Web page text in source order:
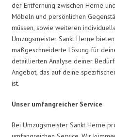
der Entfernung zwischen Herne
Möbeln und persönlichen
müssen, sowie weiteren
Umzugsmeister Sankt Herne
maßgeschneiderte Lösung für
detaillierten Analyse deiner
Angebot, das auf deine
ist.
Unser umfangreicher Service
Bei Umzugsmeister Sankt Herne